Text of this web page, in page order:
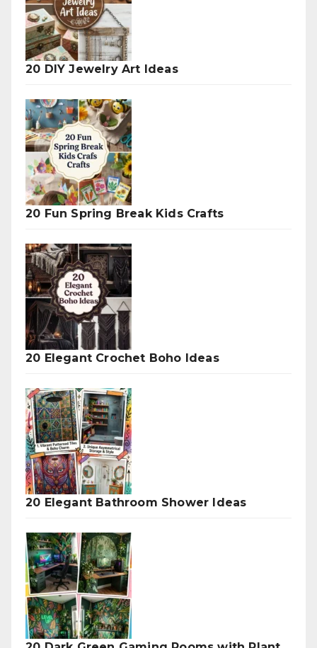
20 DIY Jewelry Art Ideas
20 Fun Spring Break Kids Crafts
20 Elegant Crochet Boho Ideas
20 Elegant Bathroom Shower Ideas